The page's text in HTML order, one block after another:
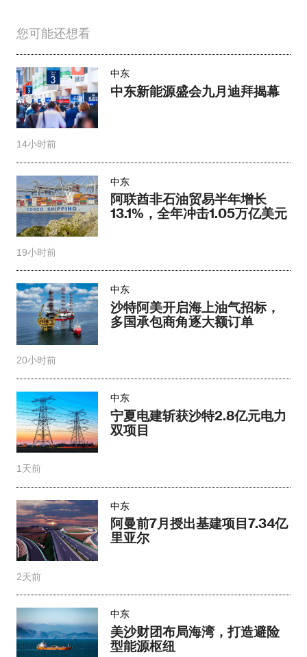
您可能还想看
中东
中东新能源盛会九月迪拜揭幕
14小时前
中东
阿联酋非石油贸易半年增长
13.1%，全年冲击1.05万亿美元
19小时前
中东
沙特阿美开启海上油气招标，
多国承包商角逐大额订单
20小时前
中东
宁夏电建斩获沙特2.8亿元电力
双项目
1天前
中东
阿曼前7月授出基建项目7.34亿
里亚尔
2天前
中东
美沙财团布局海湾，打造避险
型能源枢纽